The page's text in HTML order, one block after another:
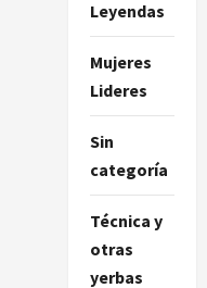
Leyendas
Mujeres
Lideres
Sin
categoría
Técnica y
otras
yerbas